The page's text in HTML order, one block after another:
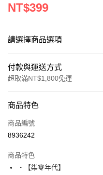
NT$399
請選擇商品選項
付款與運送方式
超取滿NT$1,800免運
信用卡一次付款
超商取貨付款
Apple Pay
商品特色
商品編號
8936242
商品特色
‧【柒零年代】